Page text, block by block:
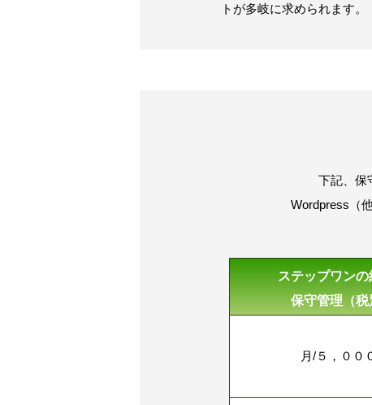
トが多岐に求められます。
下記、保
Wordpress（
ステップワン
保守管理（税
月/５，００